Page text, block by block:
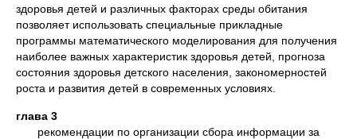
здоровья детей и различных факторах среды обитания
позволяет использовать специальные прикладные
программы математического моделирования для получения
наиболее важных характеристик здоровья детей, прогноза
состояния здоровья детского населения, закономерностей
роста и развития детей в современных условиях.
глава 3
рекомендации по организации сбора информации за